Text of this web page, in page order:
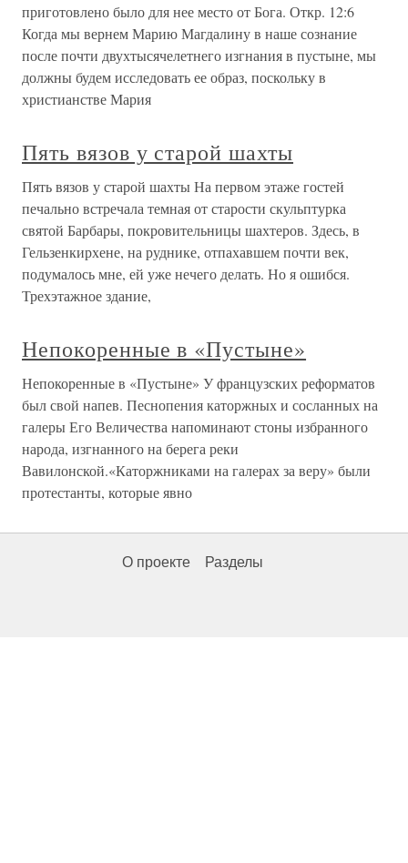
приготовлено было для нее место от Бога. Откр. 12:6
Когда мы вернем Марию Магдалину в наше сознание
после почти двухтысячелетнего изгнания в пустыне, мы
должны будем исследовать ее образ, поскольку в
христианстве Мария
Пять вязов у старой шахты
Пять вязов у старой шахты На первом этаже гостей
печально встречала темная от старости скульптурка
святой Барбары, покровительницы шахтеров. Здесь, в
Гельзенкирхене, на руднике, отпахавшем почти век,
подумалось мне, ей уже нечего делать. Но я ошибся.
Трехэтажное здание,
Непокоренные в «Пустыне»
Непокоренные в «Пустыне» У французских реформатов
был свой напев. Песнопения каторжных и сосланных на
галеры Его Величества напоминают стоны избранного
народа, изгнанного на берега реки
Вавилонской.«Каторжниками на галерах за веру» были
протестанты, которые явно
О проекте Разделы